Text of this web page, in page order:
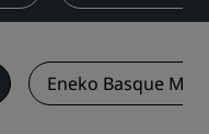
Eneko Basque